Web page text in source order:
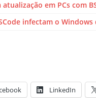
em PCs com
infectam o
LinkedIn